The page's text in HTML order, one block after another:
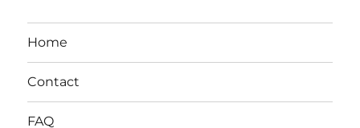
Home
Contact
FAQ